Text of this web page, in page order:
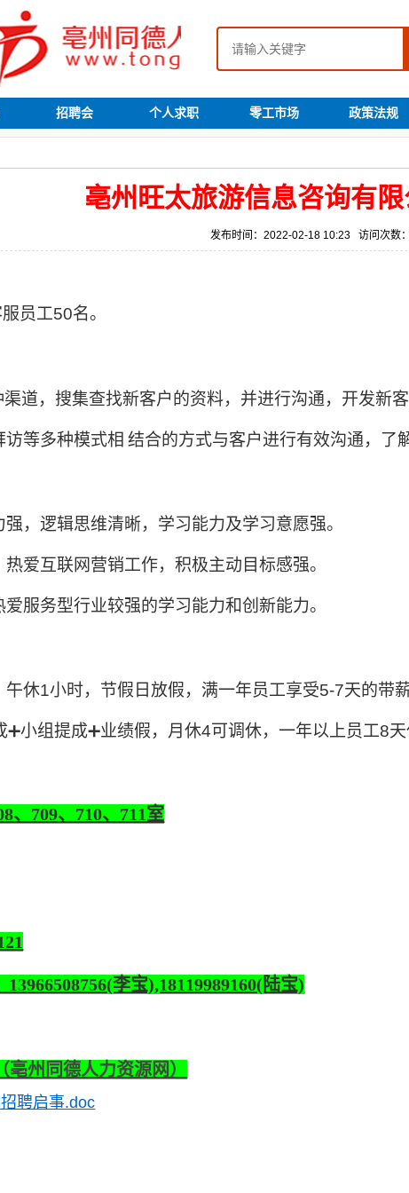
招聘会 个人求职 零工市场 政策法规
亳州旺太旅游信息咨询有
发布时间：2022-02-18 10:23 访问次数
员工50名。
道，搜集查找新客户的资料，并进行沟通，开发新客
等多种模式相 结合的方式与客户进行有效沟通，了
，逻辑思维清晰，学习能力及学习意愿强。
爱互联网营销工作，积极主动目标感强。
服务型行业较强的学习能力和创新能力。
午休1小时，节假日放假，满一年员工享受5-7天的带
➕小组提成➕业绩假，月休4可调休，一年以上员工8天
709、710、711室
李宝),18119989160(陆宝)
州同德人力资源网）
聘启事.doc